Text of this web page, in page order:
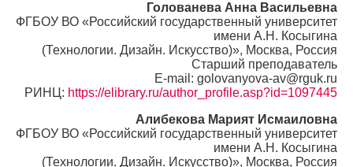
Голованева Анна Васильевна
ФГБОУ ВО «Российский государственный университет
имени А.Н. Косыгина
(Технологии. Дизайн. Искусство)», Москва, Россия
Старший преподаватель
E-mail: golovanyova-av@rguk.ru
РИНЦ: https://elibrary.ru/author_profile.asp?id=1097445
Алибекова Марият Исмаиловна
ФГБОУ ВО «Российский государственный университет
имени А.Н. Косыгина
(Технологии. Дизайн. Искусство)», Москва, Россия